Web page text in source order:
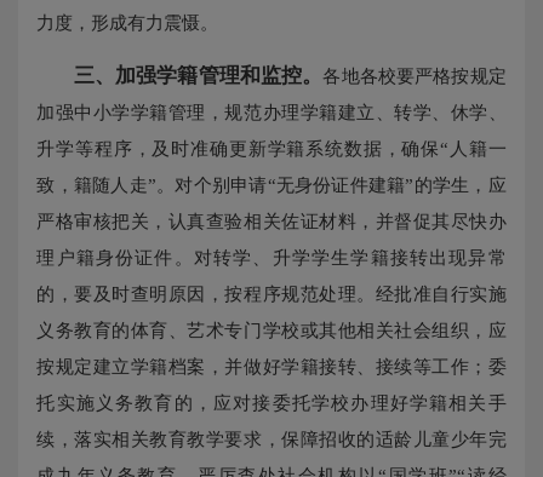
力度，形成有力震慑。
三、加强学籍管理和监控。各地各校要严格按规定
加强中小学学籍管理，规范办理学籍建立、转学、休学、
升学等程序，及时准确更新学籍系统数据，确保“人籍一
致，籍随人走”。对个别申请“无身份证件建籍”的学生，应
严格审核把关，认真查验相关佐证材料，并督促其尽快办
理户籍身份证件。对转学、升学学生学籍接转出现异常
的，要及时查明原因，按程序规范处理。经批准自行实施
义务教育的体育、艺术专门学校或其他相关社会组织，应
按规定建立学籍档案，并做好学籍接转、接续等工作；委
托实施义务教育的，应对接委托学校办理好学籍相关手
续，落实相关教育教学要求，保障招收的适龄儿童少年完